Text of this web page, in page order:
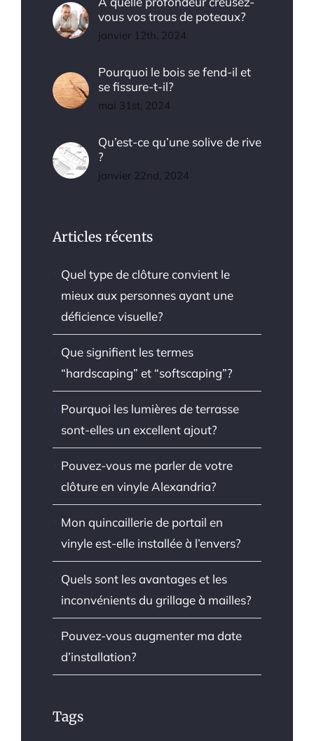
vous vos trous de poteaux?
janvier 12th, 2024
Pourquoi le bois se fend-il et
se fissure-t-il?
mai 31st, 2024
Qu’est-ce qu’une solive de rive
?
janvier 22nd, 2024
Articles récents
Quel type de clôture convient le
mieux aux personnes ayant une
déficience visuelle?
Que signifient les termes
“hardscaping” et “softscaping”?
Pourquoi les lumières de terrasse
sont-elles un excellent ajout?
Pouvez-vous me parler de votre
clôture en vinyle Alexandria?
Mon quincaillerie de portail en
vinyle est-elle installée à l’envers?
Quels sont les avantages et les
inconvénients du grillage à mailles?
Pouvez-vous augmenter ma date
d’installation?
Tags